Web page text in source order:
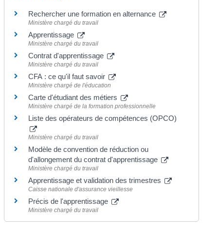
Rechercher une formation en alternance
Ministère chargé du travail
Apprentissage
Ministère chargé du travail
Contrat d'apprentissage
Ministère chargé du travail
CFA : ce qu'il faut savoir
Ministère chargé de l'éducation
Carte d'étudiant des métiers
Ministère chargé de la formation professionnelle
Liste des opérateurs de compétences (OPCO)
Ministère chargé du travail
Modèle de convention de réduction ou
d'allongement du contrat d'apprentissage
Ministère chargé du travail
Apprentissage et validation des trimestres
Caisse nationale d'assurance vieillesse
Précis de l'apprentissage
Ministère chargé du travail